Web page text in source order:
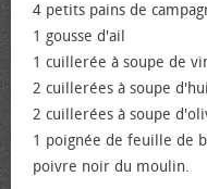
4 petits pains de
1 gousse d'ail
1 cuillerée à soupe de
2 cuillerées à soupe
2 cuillerées à soupe
1 poignée de feuille de
poivre noir du moulin.